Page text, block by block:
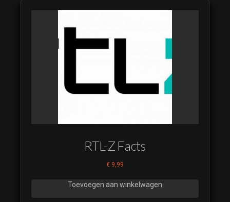
RTL-Z Facts
€ 9,99
Toevoegen aan winkelwagen